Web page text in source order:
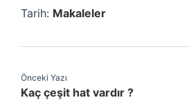
Tarih: Makaleler
Önceki Yazı
Kaç çeşit hat vardır ?